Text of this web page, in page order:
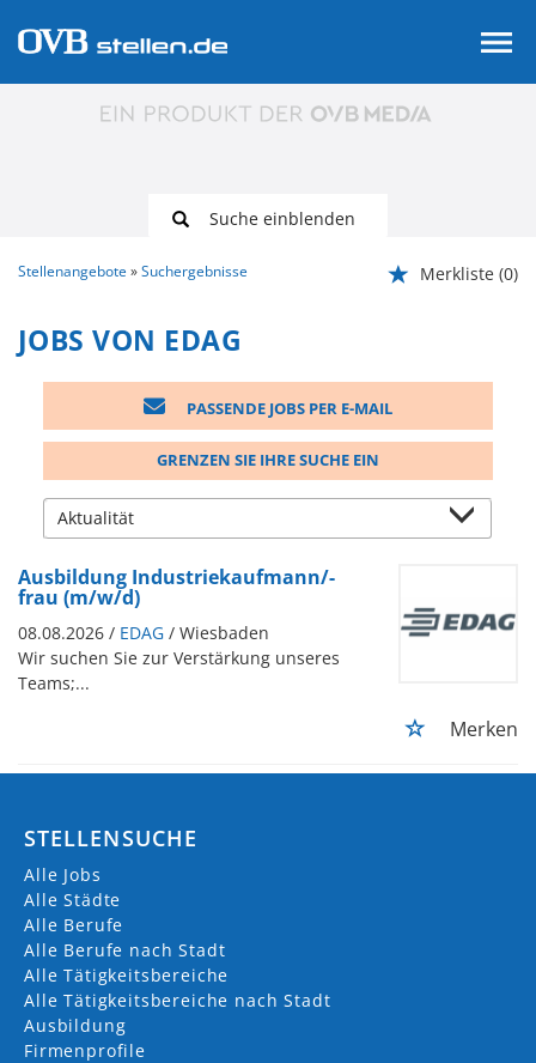
Suche einblenden
Stellenangebote Suchergebnisse Merkliste (0)
JOBS VON EDAG
PASSENDE JOBS PER E-MAIL
GRENZEN SIE IHRE SUCHE EIN
Ausbildung Industriekaufmann/-
frau (m/w/d)
08.08.2026 / EDAG / Wiesbaden
Wir suchen Sie zur Verstärkung unseres
Teams;...
Merken
STELLENSUCHE
Alle Jobs
Alle Städte
Alle Berufe
Alle Berufe nach Stadt
Alle Tätigkeitsbereiche
Alle Tätigkeitsbereiche nach Stadt
Ausbildung
Firmenprofile